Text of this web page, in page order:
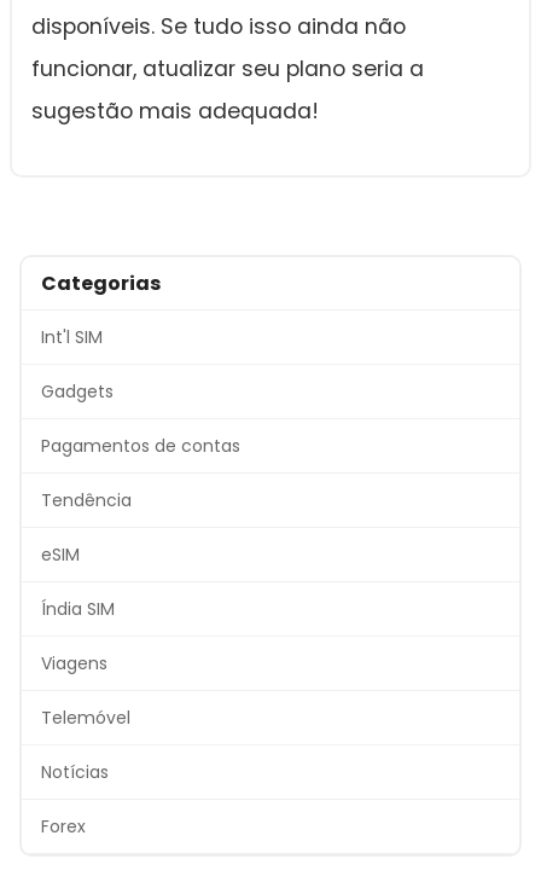
disponíveis. Se tudo isso ainda não
funcionar, atualizar seu plano seria a
sugestão mais adequada!
Categorias
Int'l SIM
Gadgets
Pagamentos de contas
Tendência
eSIM
Índia SIM
Viagens
Telemóvel
Notícias
Forex